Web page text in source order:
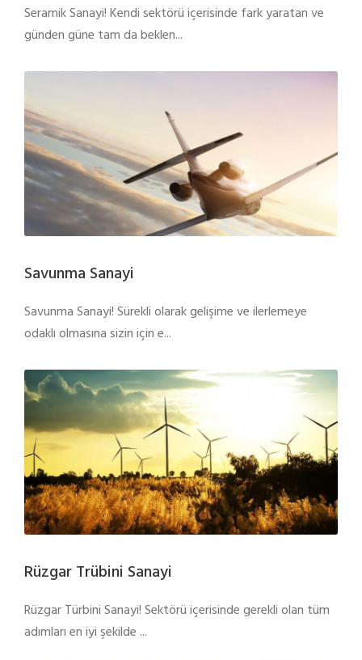
Seramik Sanayi! Kendi sektörü içerisinde fark yaratan ve
günden güne tam da beklen...
Savunma Sanayi
Savunma Sanayi! Sürekli olarak gelişime ve ilerlemeye
odaklı olmasına sizin için e...
Rüzgar Trübini Sanayi
Rüzgar Türbini Sanayi! Sektörü içerisinde gerekli olan tüm
adımları en iyi şekilde ...